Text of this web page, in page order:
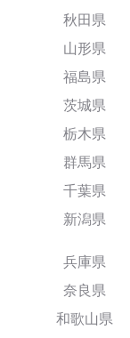
秋田県
山形県
福島県
茨城県
栃木県
群馬県
千葉県
新潟県
兵庫県
奈良県
和歌山県